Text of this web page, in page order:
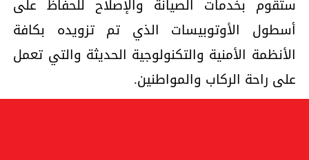
ستقوم بخدمات الصيانة والإصلاح للحفاظ على
أسطول الأوتوبيسات الذي تم تزويده بكافة
الأنظمة الأمنية والتكنولوجية الحديثة والتي تعمل
على راحة الركاب والمواطنين.